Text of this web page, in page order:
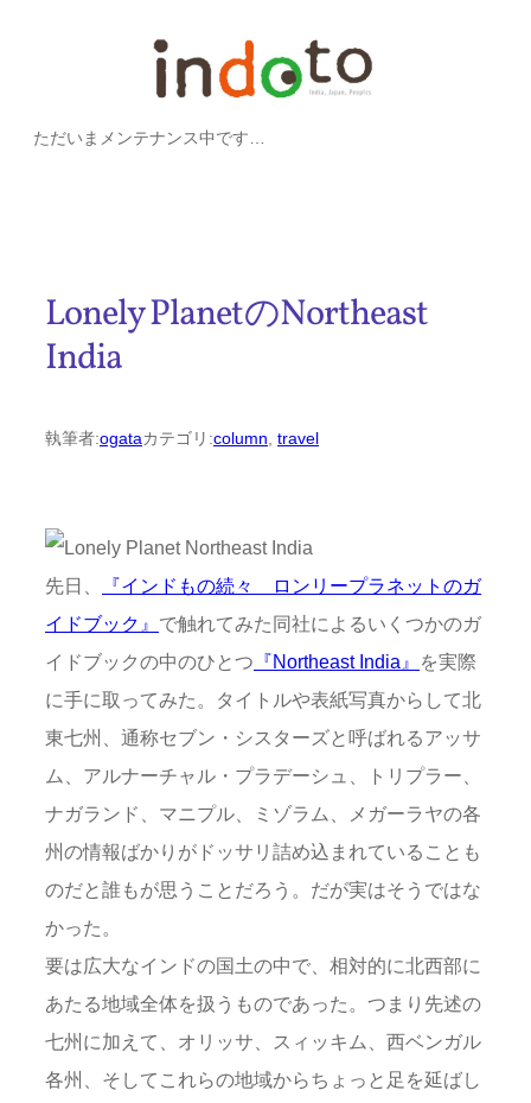
ただいまメンテナンス中です…
Lonely PlanetのNortheast
India
執筆者:ogataカテゴリ:column travel
先日、
『インドもの続々 ロンリープラネットのガ
イドブック』 で触れてみた同社によるいくつかのガ
イドブックの中のひとつ 『Northeast India』
を実際
に手に取ってみた。タイトルや表紙写真からして北
東七州、通称セブン・シスターズと呼ばれるアッサ
ム、アルナーチャル・プラデーシュ、トリプラー、
ナガランド、マニプル、ミゾラム、メガーラヤの各
州の情報ばかりがドッサリ詰め込まれていることも
のだと誰もが思うことだろう。だが実はそうではな
かった。
要は広大なインドの国土の中で、相対的に北西部に
あたる地域全体を扱うものであった。つまり先述の
七州に加えて、オリッサ、スィッキム、西ベンガル
各州、そしてこれらの地域からちょっと足を延ばし